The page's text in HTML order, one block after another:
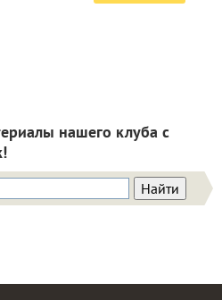
нашего клуба с